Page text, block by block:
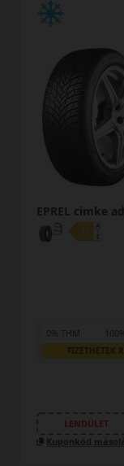
EPREL cimke
0% THM
LENDÜLET
Kuponkód